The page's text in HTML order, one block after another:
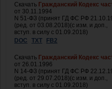
Скачать Гражданский Кодекс
от 30.11.1994
N 51-ФЗ (принят ГД ФС РФ
(ред. от 03.08.2018)(с изм. и доп.,
вступ. в силу с 01.09.2018)
DOC
TXT FB2
Скачать Гражданский Кодекс
от 26.01.1996
N 14-ФЗ (принят ГД ФС РФ
(ред. от 29.07.2018)(с изм. и доп.,
вступ. в силу с 01.09.2018)